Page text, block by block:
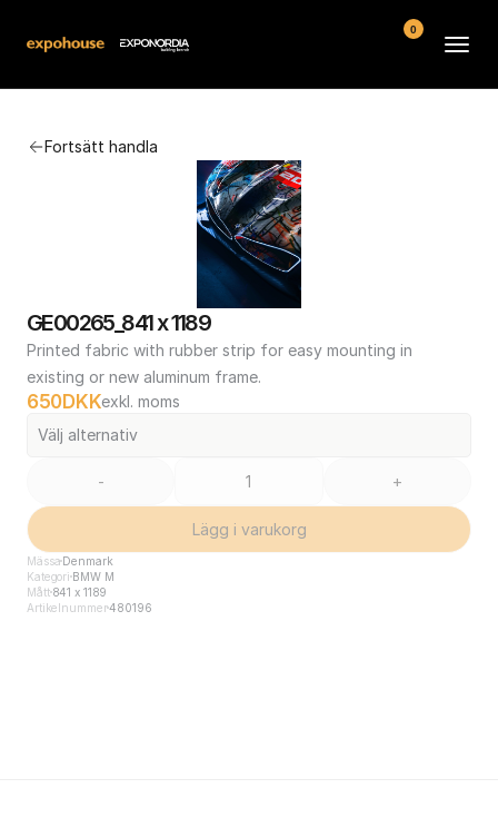
Fortsätt handla
GE00265_841 x 1189
Printed fabric with rubber strip for easy mounting in
existing or new aluminum frame.
650DKKexkl. moms
Välj alternativ
- +
Lägg i varukorg
Mässa Denmark
Kategori BMW M
Mått841 x 1189
Artikelnummer480196
Kontakt
Köpvillkor
0